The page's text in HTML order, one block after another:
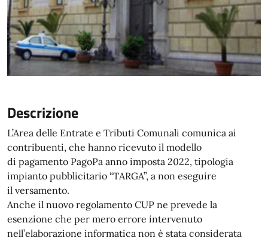
Descrizione
L’Area delle Entrate e Tributi Comunali comunica ai
contribuenti, che hanno ricevuto il modello
di pagamento PagoPa anno imposta 2022, tipologia
impianto pubblicitario “TARGA”, a non eseguire
il versamento.
Anche il nuovo regolamento CUP ne prevede la
esenzione che per mero errore intervenuto
nell’elaborazione informatica non è stata considerata